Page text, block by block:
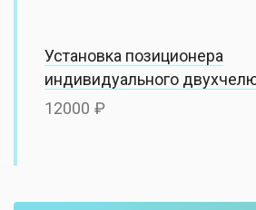
Установка позиционера
индивидуального
12000